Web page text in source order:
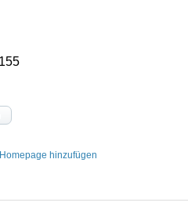
hinzufügen